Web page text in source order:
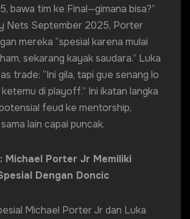
bawa tim ke Final—gimana bisa?”
Nets September 2025, Porter
mereka “spesial karena mulai
sekarang kayak saudara.” Luka
trade: “Ini gila, tapi gue senang lo
di playoff.” Ini ikatan langka
feud ke mentorship,
lain capai puncak.
Michael Porter Jr Memiliki
Dengan Doncic
Michael Porter Jr dan Luka